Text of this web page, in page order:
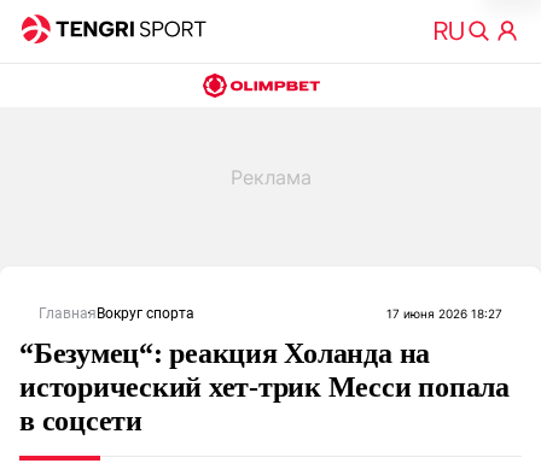
Главная Вокруг спорта 17 июня 2026 18:27
“Безумец“: реакция Холанда на
исторический хет-трик Месси попала
в соцсети